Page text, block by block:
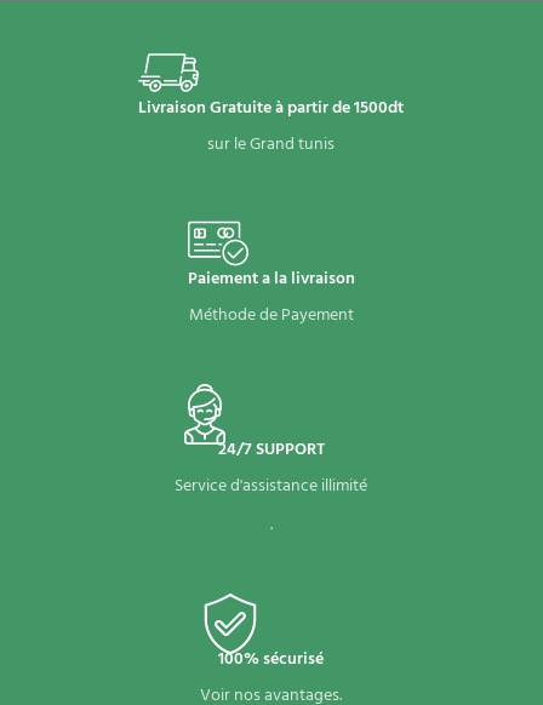
Livraison Gratuite à partir de 1500dt
sur le Grand tunis
Paiement a la livraison
Méthode de Payement
24/7 SUPPORT
Service d'assistance illimité
.
100% sécurisé
Voir nos avantages.